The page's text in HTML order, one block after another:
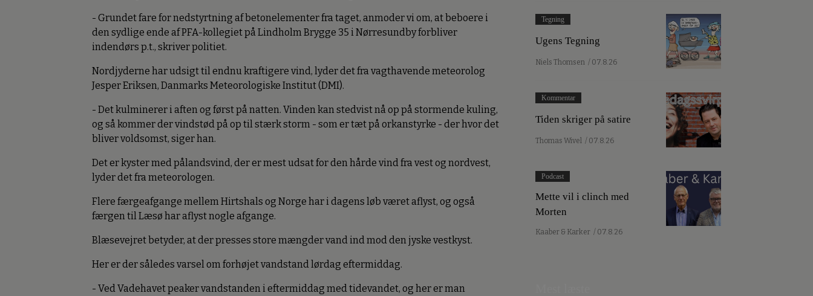
- Grundet fare for nedstyrtning af betonelementer fra taget, anmoder vi om, at beboere i
den sydlige ende af PFA-kollegiet på Lindholm Brygge 35 i Nørresundby forbliver
indendørs p.t., skriver politiet.
Nordjyderne har udsigt til endnu kraftigere vind, lyder det fra vagthavende meteorolog
Jesper Eriksen, Danmarks Meteorologiske Institut (DMI).
- Det kulminerer i aften og først på natten. Vinden kan stedvist nå op på stormende kuling,
og så kommer der vindstød på op til stærk storm - som er tæt på orkanstyrke - der hvor det
bliver voldsomst, siger han.
Det er kyster med pålandsvind, der er mest udsat for den hårde vind fra vest og nordvest,
lyder det fra meteorologen.
Flere færgeafgange mellem Hirtshals og Norge har i dagens løb været aflyst, og også
færgen til Læsø har aflyst nogle afgange.
Blæsevejret betyder, at der presses store mængder vand ind mod den jyske vestkyst.
Her er der således varsel om forhøjet vandstand lørdag eftermiddag.
- Ved Vadehavet peaker vandstanden i eftermiddag med tidevandet, og her er man
Tegning
Ugens Tegning
Niels Thomsen / 07.8.26
Kommentar
Tiden skriger på satire
Thomas Wivel / 07.8.26
Podcast
Mette vil i clinch med
Morten
Kaaber & Karker / 07.8.26